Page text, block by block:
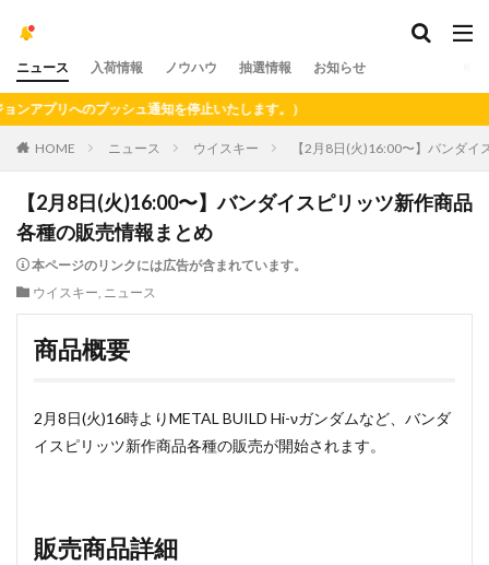
ニュース 入荷情報 ノウハウ 抽選情報 お知らせ
のプッシュ通知を停止いたします。）
HOME ニュース ウイスキー 【2月8日(火)16:00〜】バンダ
【2月8日(火)16:00〜】バンダイスピリッツ新作商品
各種の販売情報まとめ
本ページのリンクには広告が含まれています。
ウイスキー, ニュース
商品概要
2月8日(火)16時よりMETAL BUILD Hi-νガンダムなど、バンダ
イスピリッツ新作商品各種の販売が開始されます。
販売商品詳細